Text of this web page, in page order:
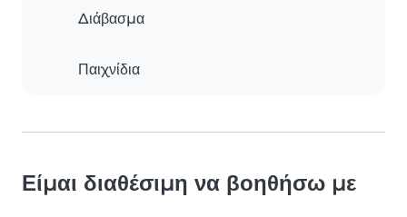
Διάβασμα
Παιχνίδια
Είμαι διαθέσιμη να βοηθήσω με